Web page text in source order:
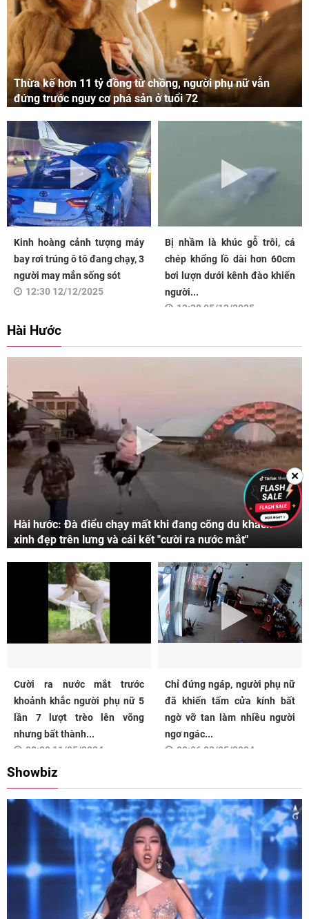
Thừa kế hơn 11 tỷ đồng từ chồng, người phụ nữ vẫn
đứng trước nguy cơ phá sản ở tuổi 72
Kinh hoàng cảnh tượng máy
bay rơi trúng ô tô đang chạy, 3
người may mắn sống sót
12:30 12/12/2025
Bị nhầm là khúc gỗ trôi, cá
chép khổng lồ dài hơn 60cm
bơi lượn dưới kênh đào khiến
người...
12:30 05/12/2025
Hài Hước
Hài hước: Đà điểu chạy mất khi đang cõng du khách
xinh đẹp trên lưng và cái kết "cười ra nước mắt"
Cười ra nước mắt trước
khoảnh khắc người phụ nữ 5
lần 7 lượt trèo lên võng
nhưng bất thành...
08:00 11/05/2024
Chỉ đứng ngáp, người phụ nữ
đã khiến tấm cửa kính bất
ngờ vỡ tan làm nhiều người
ngơ ngác...
09:06 03/05/2024
Showbiz
✕